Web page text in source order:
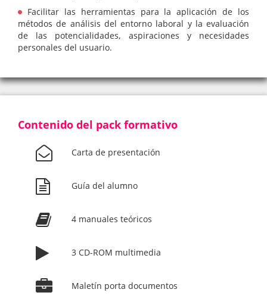
Facilitar las herramientas para la aplicación de los
métodos de análisis del entorno laboral y la evaluación
de las potencialidades, aspiraciones y necesidades
personales del usuario.
Contenido del pack formativo
Carta de presentación
Guía del alumno
4 manuales teóricos
3 CD-ROM multimedia
Maletín porta documentos